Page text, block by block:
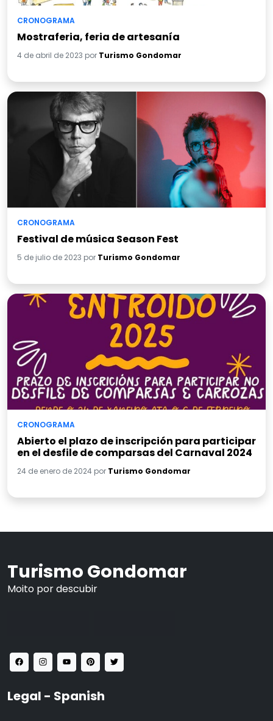
CRONOGRAMA
Mostraferia, feria de artesanía
4 de abril de 2023 por Turismo Gondomar
CRONOGRAMA
Festival de música Season Fest
5 de julio de 2023 por Turismo Gondomar
CRONOGRAMA
Abierto el plazo de inscripción para participar
en el desfile de comparsas del Carnaval 2024
24 de enero de 2024 por Turismo Gondomar
Turismo Gondomar
Moito por descubir
Legal - Spanish